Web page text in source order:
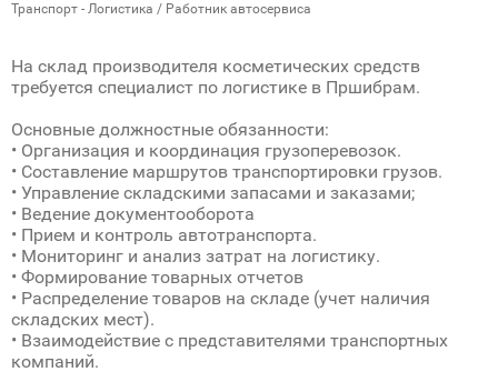
Транспорт - Логистика / Работник автосервиса
На склад производителя косметических средств
требуется специалист по логистике в Пршибрам.
Основные должностные обязанности:
• Организация и координация грузоперевозок.
• Составление маршрутов транспортировки грузов.
• Управление складскими запасами и заказами;
• Ведение документооборота
• Прием и контроль автотранспорта.
• Мониторинг и анализ затрат на логистику.
• Формирование товарных отчетов
• Распределение товаров на складе (учет наличия
складских мест).
• Взаимодействие с представителями транспортных
компаний.